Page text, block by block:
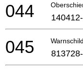
044
Warnschild
045